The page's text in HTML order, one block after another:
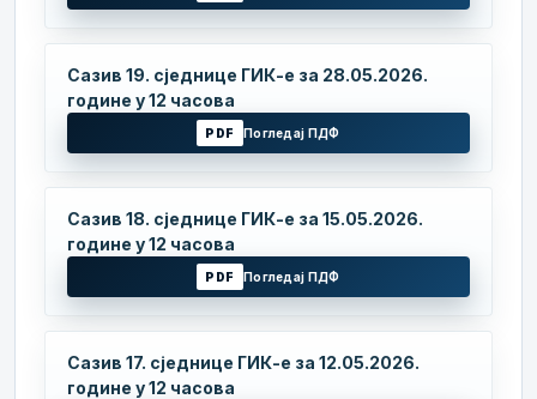
Сазив 19. сједнице ГИК-е за 28.05.2026.
године у 12 часова
PDF Погледај ПДФ
Сазив 18. сједнице ГИК-е за 15.05.2026.
године у 12 часова
PDF Погледај ПДФ
Сазив 17. сједнице ГИК-е за 12.05.2026.
године у 12 часова